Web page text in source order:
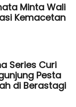
Minta Wali
Kemacetan
Series Curi
Pesta
di Berastagi